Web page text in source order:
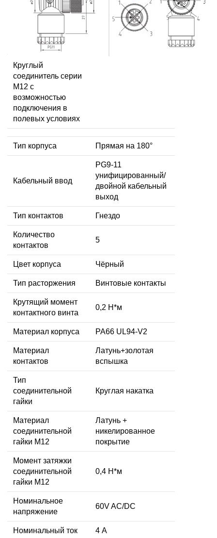
Круглый
соединитель серии
M12 с
возможностью
подключения в
полевых условиях
Тип корпуса Прямая на 180°
Кабельный ввод
PG9-11
унифицированный/
двойной кабельный
выход
Тип контактов Гнездо
Количество
контактов
5
Цвет корпуса Чёрный
Тип расторжения Винтовые контакты
Крутящий момент
контактного винта
0,2 Н*м
Материал корпуса PA66 UL94-V2
Материал
контактов
Латунь+золотая
вспышка
Тип
соединительной
гайки
Круглая накатка
Материал
соединительной
гайки M12
Латунь +
никелированное
покрытие
Момент затяжки
соединительной
гайки M12
0,4 Н*м
Номинальное
напряжение
60V AC/DC
Номинальный ток 4 А